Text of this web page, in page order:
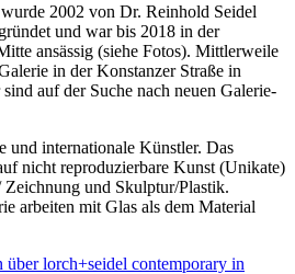
2002 von Dr. Reinhold Seidel
und war bis 2018 in der
ansässig (siehe Fotos). Mittlerweile
in der Konstanzer Straße in
auf der Suche nach neuen Galerie-
und internationale Künstler. Das
nicht reproduzierbare Kunst (Unikate)
Zeichnung und Skulptur/Plastik.
arbeiten mit Glas als dem Material
lorch+seidel contemporary in